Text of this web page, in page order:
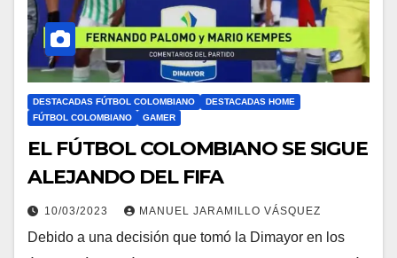
DESTACADAS FÚTBOL COLOMBIANO
DESTACADAS HOME
FÚTBOL COLOMBIANO
GAMER
EL FÚTBOL COLOMBIANO SE SIGUE
ALEJANDO DEL FIFA
10/03/2023 MANUEL JARAMILLO VÁSQUEZ
Debido a una decisión que tomó la Dimayor en los